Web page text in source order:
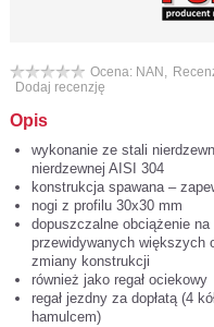
Ocena: NAN,
Dodaj recenzję
Opis
wykonanie ze stali
nierdzewnej AISI 304
konstrukcja spawana –
nogi z profilu 30x30 mm
dopuszczalne obciążenie na
przewidywanych większych
zmiany konstrukcji
również jako regał ociekowy
regał jezdny za dopłatą (4
hamulcem)